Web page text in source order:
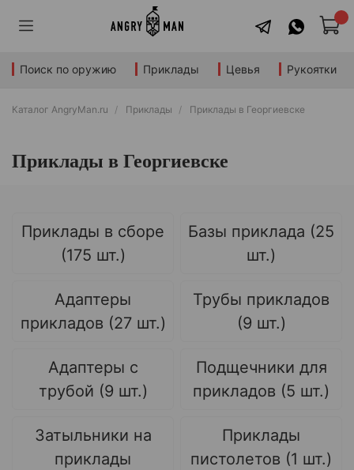
Поиск по оружию Приклады Цевья Рукоятки
Каталог AngryMan.ru Приклады Приклады в Георгиевске
Приклады в Георгиевске
Приклады в сборе
(175 шт.)
Базы приклада (25
шт.)
Адаптеры
прикладов (27 шт.)
Трубы прикладов
(9 шт.)
Адаптеры с
трубой (9 шт.)
Подщечники для
прикладов (5 шт.)
Затыльники на
приклады
Приклады
пистолетов (1 шт.)